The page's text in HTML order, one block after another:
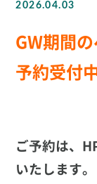
2026.04.03
GW期間
予約受付
ご予約は、
いたします。